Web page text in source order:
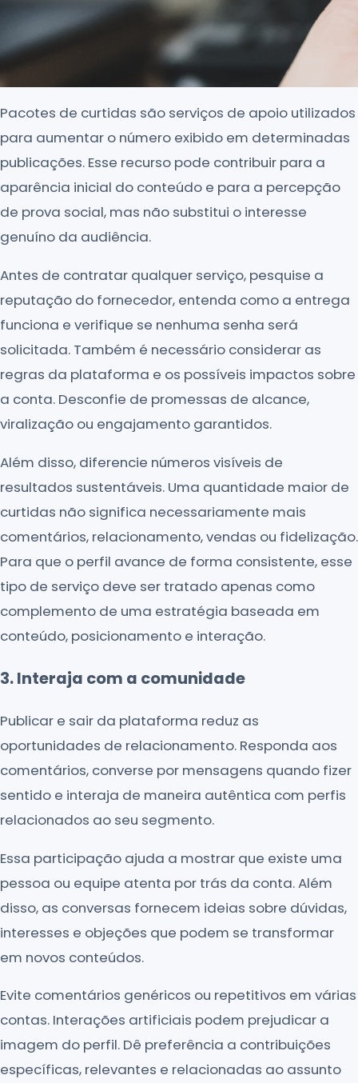
Pacotes de curtidas são serviços de apoio utilizados
para aumentar o número exibido em determinadas
publicações. Esse recurso pode contribuir para a
aparência inicial do conteúdo e para a percepção
de prova social, mas não substitui o interesse
genuíno da audiência.
Antes de contratar qualquer serviço, pesquise a
reputação do fornecedor, entenda como a entrega
funciona e verifique se nenhuma senha será
solicitada. Também é necessário considerar as
regras da plataforma e os possíveis impactos sobre
a conta. Desconfie de promessas de alcance,
viralização ou engajamento garantidos.
Além disso, diferencie números visíveis de
resultados sustentáveis. Uma quantidade maior de
curtidas não significa necessariamente mais
comentários, relacionamento, vendas ou fidelização.
Para que o perfil avance de forma consistente, esse
tipo de serviço deve ser tratado apenas como
complemento de uma estratégia baseada em
conteúdo, posicionamento e interação.
3. Interaja com a comunidade
Publicar e sair da plataforma reduz as
oportunidades de relacionamento. Responda aos
comentários, converse por mensagens quando fizer
sentido e interaja de maneira autêntica com perfis
relacionados ao seu segmento.
Essa participação ajuda a mostrar que existe uma
pessoa ou equipe atenta por trás da conta. Além
disso, as conversas fornecem ideias sobre dúvidas,
interesses e objeções que podem se transformar
em novos conteúdos.
Evite comentários genéricos ou repetitivos em várias
contas. Interações artificiais podem prejudicar a
imagem do perfil. Dê preferência a contribuições
específicas, relevantes e relacionadas ao assunto